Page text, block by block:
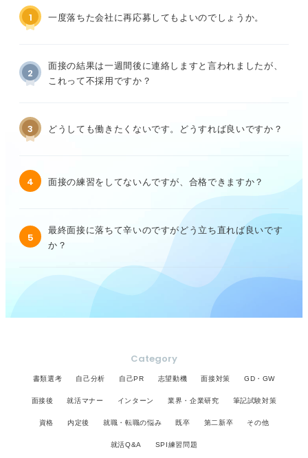
1 一度落ちた会社に再応募してもよいのでしょうか。
2
面接の結果は一週間後に連絡しますと言われましたが、
これって不採用ですか？
3 どうしても働きたくないです。どうすれば良いですか？
4 面接の練習をしてないんですが、合格できますか？
5
最終面接に落ちて辛いのですがどう立ち直れば良いです
か？
Category
書類選考 自己分析 自己PR 志望動機 面接対策 GD・GW
面接後 就活マナー インターン 業界・企業研究 筆記試験対策
資格 内定後 就職・転職の悩み 既卒 第二新卒 その他
就活Q&A SPI練習問題